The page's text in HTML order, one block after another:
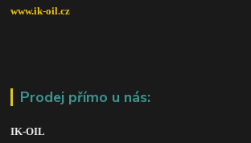
www.ik-oil.cz
Prodej přímo u nás:
IK-OIL